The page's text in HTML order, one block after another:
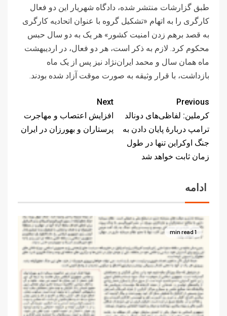
طبق گزارشات منتشر شده، دادگاه شهریار این دو فعال
کارگری را به اتهام «تشکیل گروه با عنوان اتحادیه کارگری
به قصد برهم زدن امنیت کشور» هر یک به دو سال حبس
محکوم کرد. لازم به ذکر است، هر دو فعال، در اردیبهشت
ماه همان سال و محمد ایران‌نژاد نیز پس از یک ماه
بازداشت، با قرار وثیقه به صورت موقت آزاد شده بودند.
Previous
کرملین: لفاظی‌های دونالد
ترامپ دربارۀ پایان دادن به
جنگ اوکراین تنها در طول
زمان ثابت خواهد شد
Next
افزایش اعتصاب و مهاجرت
پرستاران و بهورزان در ایران
ادامه
1 min read